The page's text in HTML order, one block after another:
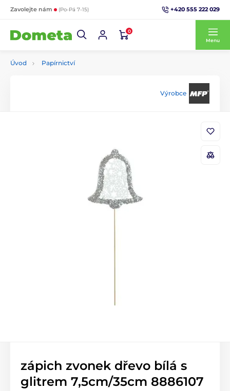
Zavolejte nám (Po-Pá 7-15) +420 555 222 029
0
Menu
Úvod Papírnictví
Výrobce
zápich zvonek dřevo bílá s
glitrem 7,5cm/35cm 8886107